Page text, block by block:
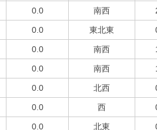
0.0 南西
0.0 東北東
0.0 南西
0.0 南西
0.0 北西
0.0 西
0.0 北東